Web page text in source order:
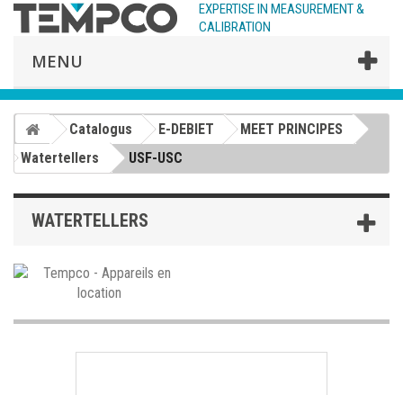
EXPERTISE IN MEASUREMENT &
CALIBRATION
MENU
Catalogus E-DEBIET
MEET PRINCIPES
Watertellers
USF-USC
WATERTELLERS